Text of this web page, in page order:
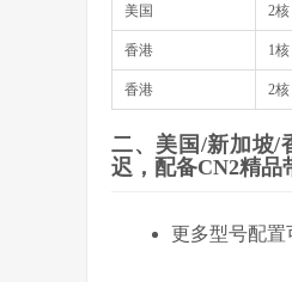
美国 2核
香港 1核
香港 2核
二、美国/新加坡/
迟，配备CN2精品
更多型号配置